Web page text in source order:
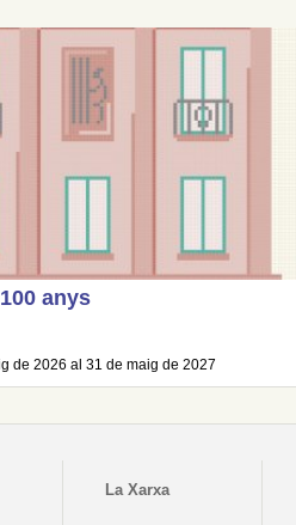
anys
de 2026 al 31 de maig de 2027
La Xarxa